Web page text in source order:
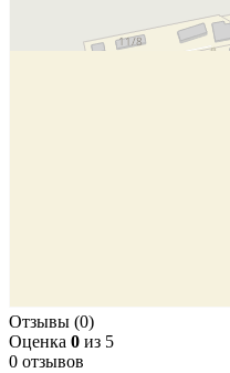
Отзывы (0)
Оценка 0 из 5
0 отзывов